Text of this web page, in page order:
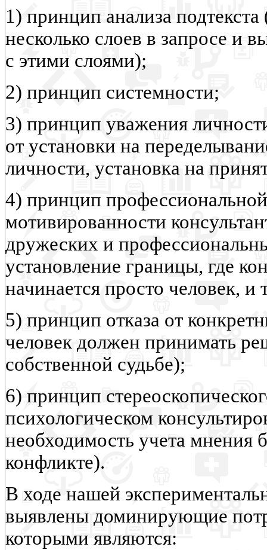
1) принцип анализа подтекста
несколько слоев в запросе и
с этими слоями);
2) принцип системности;
3) принцип уважения
от установки на
личности, установка на
4) принцип
мотивированности
дружеских и
установление границы, где
начинается просто человек, и
5) принцип отказа от
человек должен принимать
собственной судьбе);
6) принцип
психологическом
необходимость учета мнения
конфликте).
В ходе нашей
выявлены доминирующие
которыми являются: